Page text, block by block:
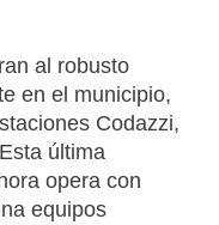
al robusto
en el municipio,
Codazzi,
última
opera con
equipos